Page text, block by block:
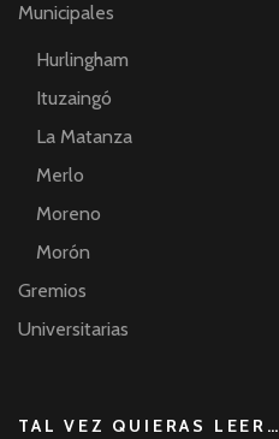
Municipales
Hurlingham
Ituzaingó
La Matanza
Merlo
Moreno
Morón
Gremios
Universitarias
TAL VEZ QUIERAS LEER…